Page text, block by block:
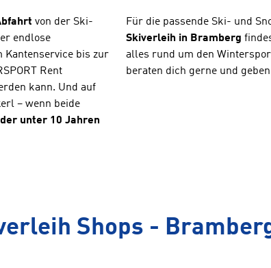
von der Ski-
endlose
Kantenservice bis zur
Rent
kann. Und auf
– wenn beide
unter 10 Jahren
Für die passende Ski- und
Skiverleih in Bramberg
alles rund um den
beraten dich gerne und
Shops -